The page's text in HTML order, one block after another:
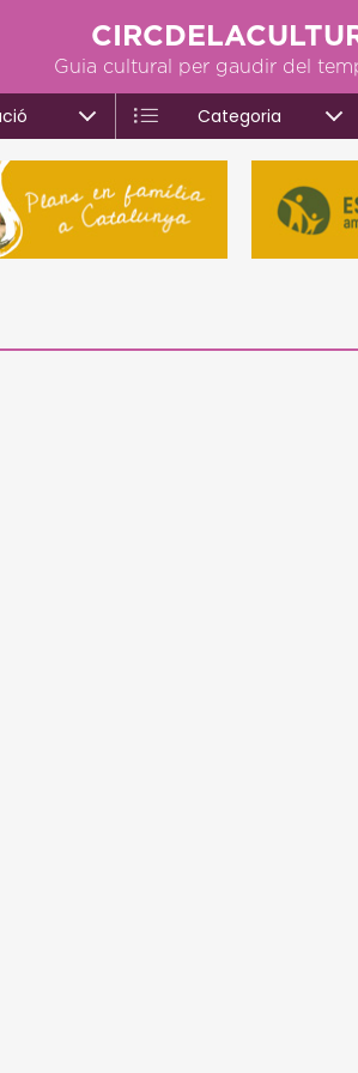
Guia cultural per gaudir del
Categoria